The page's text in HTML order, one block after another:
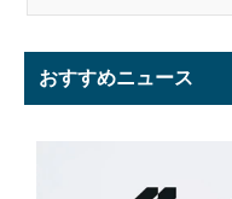
おすすめニュース